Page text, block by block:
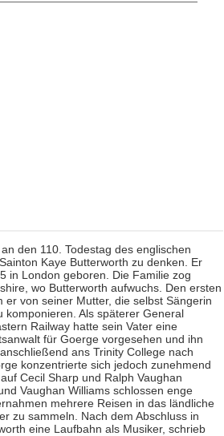
den 110. Todestag des englischen
Kaye Butterworth zu denken. Er
in London geboren. Die Familie zog
wo Butterworth aufwuchs. Den ersten
er von seiner Mutter, die selbst Sängerin
komponieren. Als späterer General
Railway hatte sein Vater eine
für Goerge vorgesehen und ihn
ans Trinity College nach
konzentrierte sich jedoch zunehmend
Cecil Sharp und Ralph Vaughan
Vaughan Williams schlossen enge
mehrere Reisen in das ländliche
zu sammeln. Nach dem Abschluss in
eine Laufbahn als Musiker, schrieb